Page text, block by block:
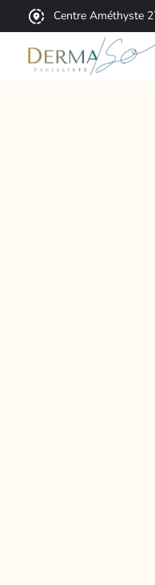
Centre Améthyste